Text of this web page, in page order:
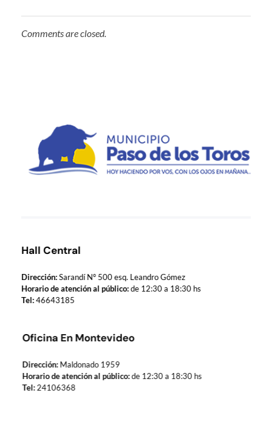
Comments are closed.
Hall Central
Dirección:Sarandí Nº 500 esq. Leandro Gómez
Horario de atención al público:de 12:30 a 18:30 hs
Tel:46643185
Oficina En Montevideo
Dirección:Maldonado 1959
Horario de atención al público:de 12:30 a 18:30 hs
Tel:24106368